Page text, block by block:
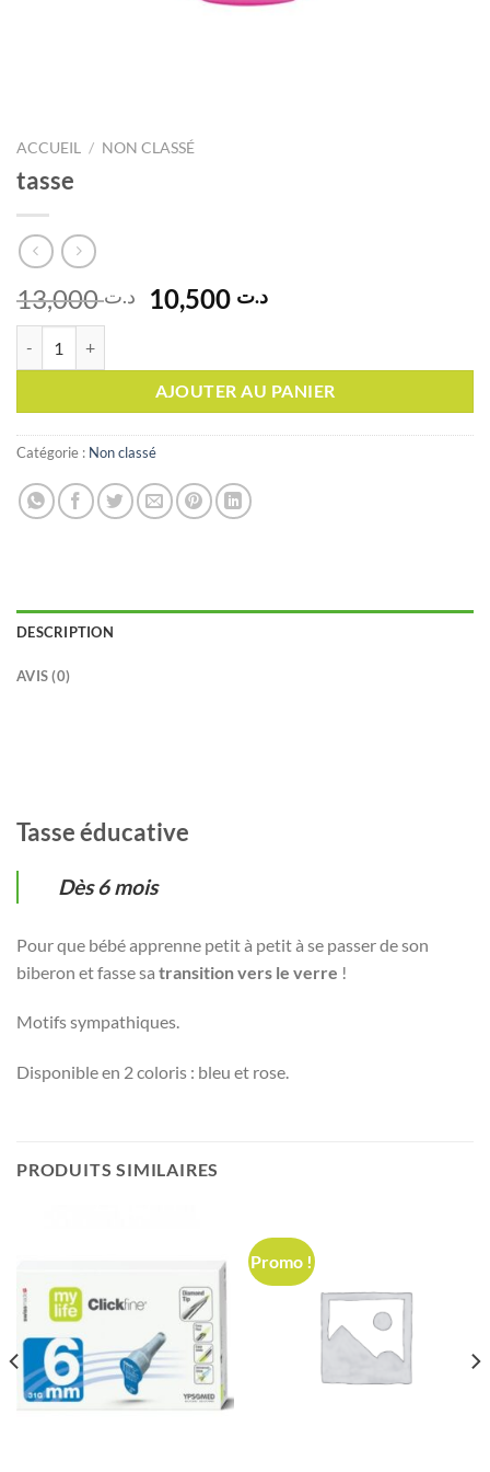
ACCUEIL / NON CLASSÉ
tasse
د.ت13,000
Le
prix
était :
د.ت 13,000.
د.تLe
est :
AJOUTER AU PANIER
Catégorie : Non classé
DESCRIPTION
AVIS (0)
Tasse éducative
Dès 6 mois
Pour que bébé apprenne petit à petit à se passer de son
biberon et fasse sa transition vers le verre !
Motifs sympathiques.
Disponible en 2 coloris : bleu et rose.
PRODUITS SIMILAIRES
Promo !